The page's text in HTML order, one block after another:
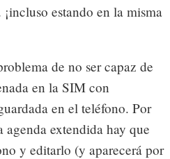
estando en la misma
de no ser capaz de
en la SIM con
en el teléfono. Por
extendida hay que
y editarlo (y aparecerá por